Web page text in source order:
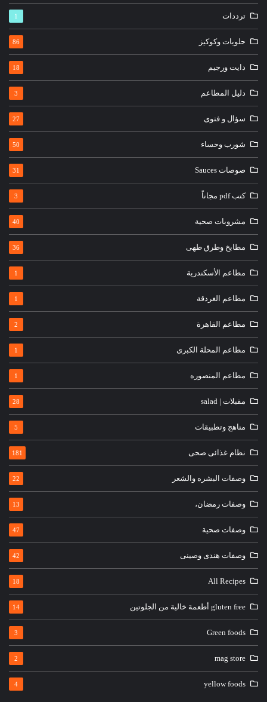
ترددات 1
حلويات وكوكيز 86
دايت ورجيم 18
دليل المطاعم 3
سؤال و فتوى 27
شورب وحساء 50
صوصات Sauces 31
كتب pdf مجاناً 3
مشروبات صحية 40
مطابخ وطرق طهى 36
مطاعم الأسكندرية 1
مطاعم الغردقة 1
مطاعم القاهرة 2
مطاعم المحلة الكبرى 1
مطاعم المنصوره 1
مقبلات | salad 28
مناهج وتطبيقات 5
نظام غذائى صحى 181
وصفات البشره والشعر 22
وصفات رمضان، 13
وصفات صحية 47
وصفات هندى وصينى 42
All Recipes
18
gluten free أطعمة خالية من الجلوتين 14
Green foods
3
mag store
2
yellow foods
4